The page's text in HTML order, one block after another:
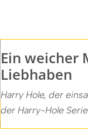
Ein weicher
Liebhaben
Harry Hole, der
der Harry-Hole